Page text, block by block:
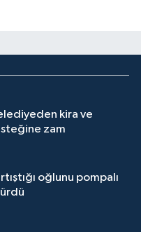
kira ve
zam
oğlunu pompalı